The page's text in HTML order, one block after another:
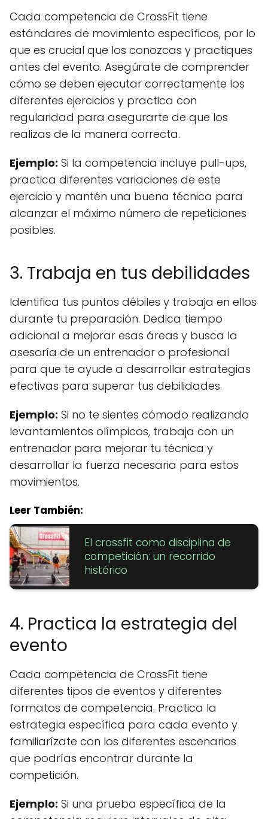
Cada competencia de CrossFit tiene
estándares de movimiento específicos, por lo
que es crucial que los conozcas y practiques
antes del evento. Asegúrate de comprender
cómo se deben ejecutar correctamente los
diferentes ejercicios y practica con
regularidad para asegurarte de que los
realizas de la manera correcta.
Ejemplo: Si la competencia incluye pull-ups,
practica diferentes variaciones de este
ejercicio y mantén una buena técnica para
alcanzar el máximo número de repeticiones
posibles.
3. Trabaja en tus debilidades
Identifica tus puntos débiles y trabaja en ellos
durante tu preparación. Dedica tiempo
adicional a mejorar esas áreas y busca la
asesoría de un entrenador o profesional
para que te ayude a desarrollar estrategias
efectivas para superar tus debilidades.
Ejemplo: Si no te sientes cómodo realizando
levantamientos olímpicos, trabaja con un
entrenador para mejorar tu técnica y
desarrollar la fuerza necesaria para estos
movimientos.
Leer También:
El crossfit como disciplina de
competición: un recorrido
histórico
4. Practica la estrategia del
evento
Cada competencia de CrossFit tiene
diferentes tipos de eventos y diferentes
formatos de competencia. Practica la
estrategia específica para cada evento y
familiarízate con los diferentes escenarios
que podrías encontrar durante la
competición.
Ejemplo: Si una prueba específica de la